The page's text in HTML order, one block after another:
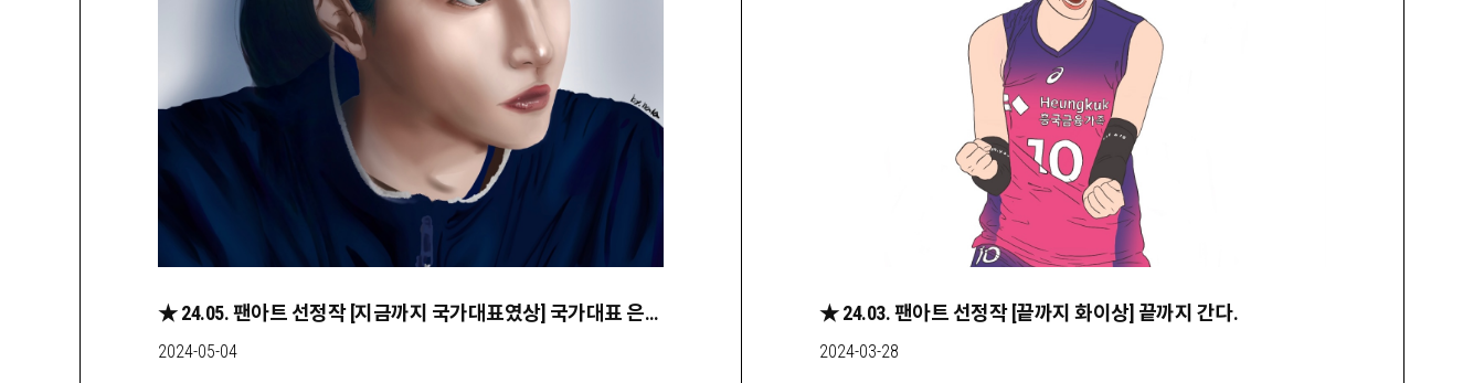
★ 24.05. 팬아트 선정작 [지금까지 국가대표였상] 국가대표 은퇴식, 준비 됐어?
2024-05-04
★ 24.03. 팬아트 선정작 [끝까지 화이상] 끝까지 간다.
2024-03-28